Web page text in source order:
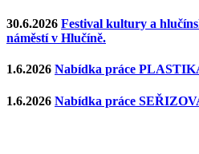
30.6.2026 Festival kultury a
náměstí v Hlučíně.
1.6.2026 Nabídka práce
1.6.2026 Nabídka práce